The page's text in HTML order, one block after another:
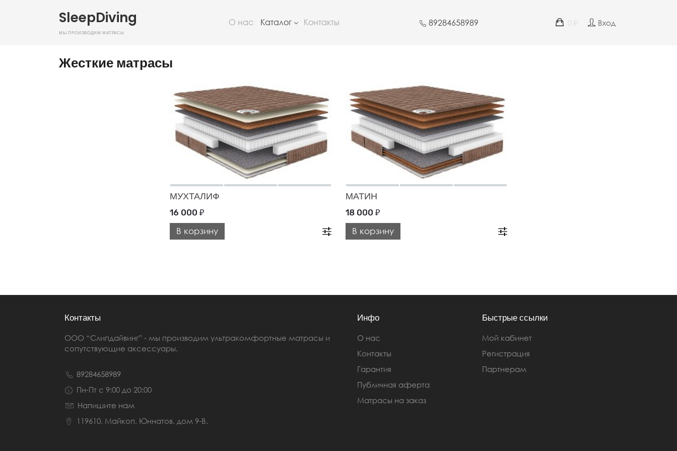
SleepDiving
Мы производим матрасы
О нас Каталог Контакты 89284658989 Вход
Жесткие матрасы
МУХТАЛИФ
16 000 ₽
В корзину
МАТИН
18 000 ₽
В корзину
Контакты
ООО “Слипдайвинг” - мы производим ультракомфортные матрасы и
сопутствующие аксессуары.
89284658989
Пн-Пт с 9:00 до 20:00
Напишите нам
119610, Майкоп, Юннатов, дом 9-В.
Инфо
О нас
Контакты
Гарантия
Публичная аферта
Матрасы на заказ
Быстрые ссылки
Мой кабинет
Регистрация
Партнерам